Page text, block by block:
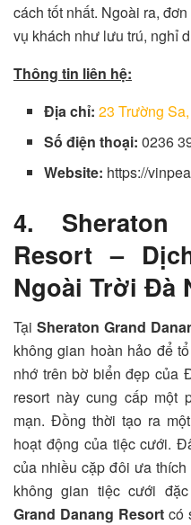
cách tốt nhất. Ngoài ra,
vụ khách như lưu trú, nghỉ
Thông tin liên hệ:
Địa chỉ:23 Trường
Số điện thoại:0236
Website: https://
4. Sheraton
Resort –
Ngoài Trời Đà
Tại Sheraton Grand
không gian hoàn hảo để
nhớ trên bờ biển đẹp của
resort này cung cấp một
mạn. Đồng thời tạo ra
hoạt động của tiệc cưới.
của nhiều cặp đôi ưa
không gian tiệc cưới
Grand Danang Resort có